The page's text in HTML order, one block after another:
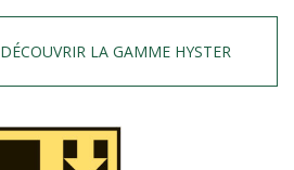
DÉCOUVRIR LA GAMME HYSTER